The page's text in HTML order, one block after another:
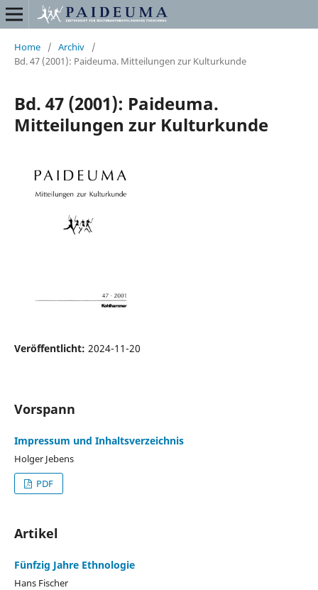
Home / Archiv
/
Bd. 47 (2001): Paideuma. Mitteilungen zur Kulturkunde
Bd. 47 (2001): Paideuma.
Mitteilungen zur Kulturkunde
Veröffentlicht: 2024-11-20
Vorspann
Impressum und Inhaltsverzeichnis
Holger Jebens
PDF
Artikel
Fünfzig Jahre Ethnologie
Hans Fischer